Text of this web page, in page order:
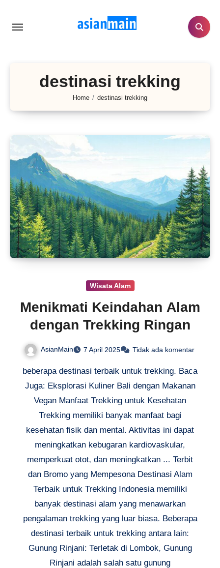
destinasi trekking
Home destinasi trekking
Wisata Alam
Menikmati Keindahan Alam
dengan Trekking Ringan
AsianMain 7 April 2025 Tidak ada komentar
beberapa destinasi terbaik untuk trekking. Baca
Juga: Eksplorasi Kuliner Bali dengan Makanan
Vegan Manfaat Trekking untuk Kesehatan
Trekking memiliki banyak manfaat bagi
kesehatan fisik dan mental. Aktivitas ini dapat
meningkatkan kebugaran kardiovaskular,
memperkuat otot, dan meningkatkan ... Terbit
dan Bromo yang Mempesona Destinasi Alam
Terbaik untuk Trekking Indonesia memiliki
banyak destinasi alam yang menawarkan
pengalaman trekking yang luar biasa. Beberapa
destinasi terbaik untuk trekking antara lain:
Gunung Rinjani: Terletak di Lombok, Gunung
Rinjani adalah salah satu gunung